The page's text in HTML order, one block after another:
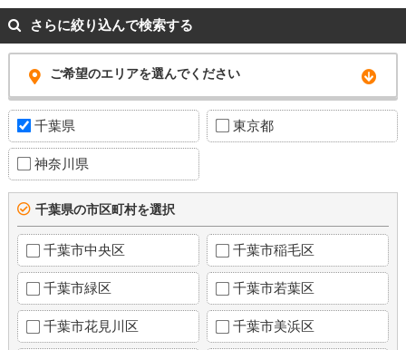
さらに絞り込んで検索する
ご希望のエリアを選んでください
千葉県 東京都
神奈川県
千葉県の市区町村を選択
千葉市中央区 千葉市稲毛区
千葉市緑区 千葉市若葉区
千葉市花見川区 千葉市美浜区